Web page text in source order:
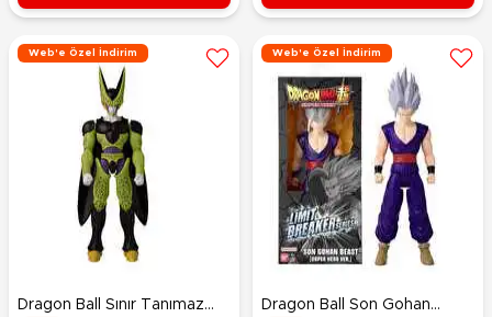
Web'e Özel İndirim
Dragon Ball Sınır Tanımaz
Web'e Özel İndirim
Dragon Ball Son Gohan